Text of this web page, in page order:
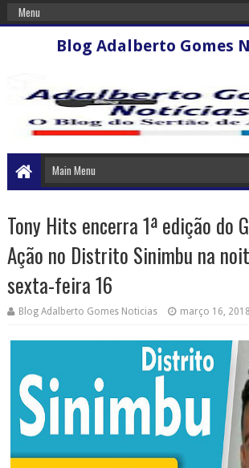
Blog Adalberto Gomes
Tony Hits encerra 1ª edição do
Ação no Distrito Sinimbu na
sexta-feira 16
Blog Adalberto Gomes Noticias março 16, 2018